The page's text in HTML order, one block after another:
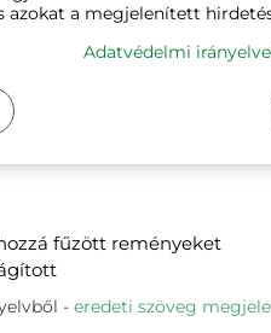
fűzött reményeket
eredeti szöveg
azokat a megjelenített
Adatvédelmi